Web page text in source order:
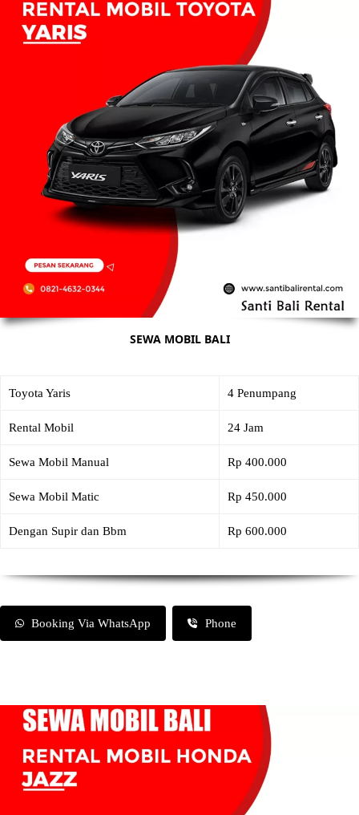
SEWA MOBIL BALI
Toyota Yaris 4 Penumpang
Rental Mobil 24 Jam
Sewa Mobil Manual Rp 400.000
Sewa Mobil Matic Rp 450.000
Dengan Supir dan Bbm Rp 600.000
Booking Via WhatsApp Phone